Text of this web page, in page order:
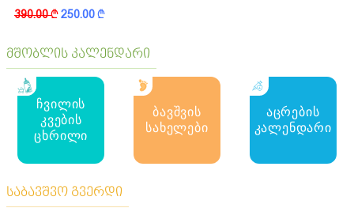
390.00k250.00k
მშობლის კალენდარი
ჩვილის
კვების
ცხრილი
ბავშვის
სახელები
აცრების
კალენდარი
საბავშვო გვერდი